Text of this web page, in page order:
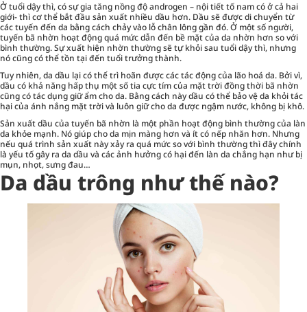
Ở tuổi dậy thì, có sự gia tăng nồng độ androgen – nội tiết tố nam có ở cả hai
giới- thì cơ thể bắt đầu sản xuất nhiều dầu hơn. Dầu sẽ được di chuyển từ
các tuyến đến da bằng cách chảy vào lỗ chân lông gần đó. Ở một số người,
tuyến bã nhờn hoạt động quá mức dẫn đến bề mặt của da nhờn hơn so với
bình thường. Sự xuất hiện nhờn thường sẽ tự khỏi sau tuổi dậy thì, nhưng
nó cũng có thể tồn tại đến tuổi trưởng thành.
Tuy nhiên, da dầu lại có thể trì hoãn được các tác động của lão hoá da. Bởi vì,
dầu có khả năng hấp thụ một số tia cực tím của mặt trời đồng thời bã nhờn
cũng có tác dụng giữ ẩm cho da. Bằng cách này dầu có thể bảo vệ da khỏi tác
hại của ánh nắng mặt trời và luôn giữ cho da được ngậm nước, không bị khô.
Sản xuất dầu của tuyến bã nhờn là một phần hoạt động bình thường của làn
da khỏe mạnh. Nó giúp cho da mịn màng hơn và ít có nếp nhăn hơn. Nhưng
nếu quá trình sản xuất này xảy ra quá mức so với bình thường thì đây chính
là yếu tố gây ra da dầu và các ảnh hưởng có hại đến làn da chẳng hạn như bị
mụn, nhọt, sưng đau…
Da dầu trông như thế nào?